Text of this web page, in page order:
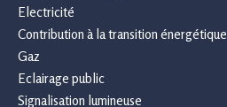
Electricité
Contribution à la transition énergétique
Gaz
Eclairage public
Signalisation lumineuse